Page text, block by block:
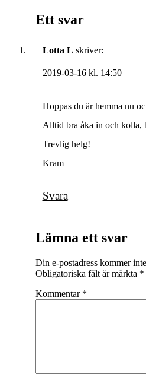
Ett svar
Lotta L skriver:
2019-03-16 kl. 14:50
Hoppas du är hemma nu
Alltid bra åka in och kolla,
Trevlig helg!
Kram
Svara
Lämna ett svar
Din e-postadress kommer
Obligatoriska fält är märkta *
Kommentar *